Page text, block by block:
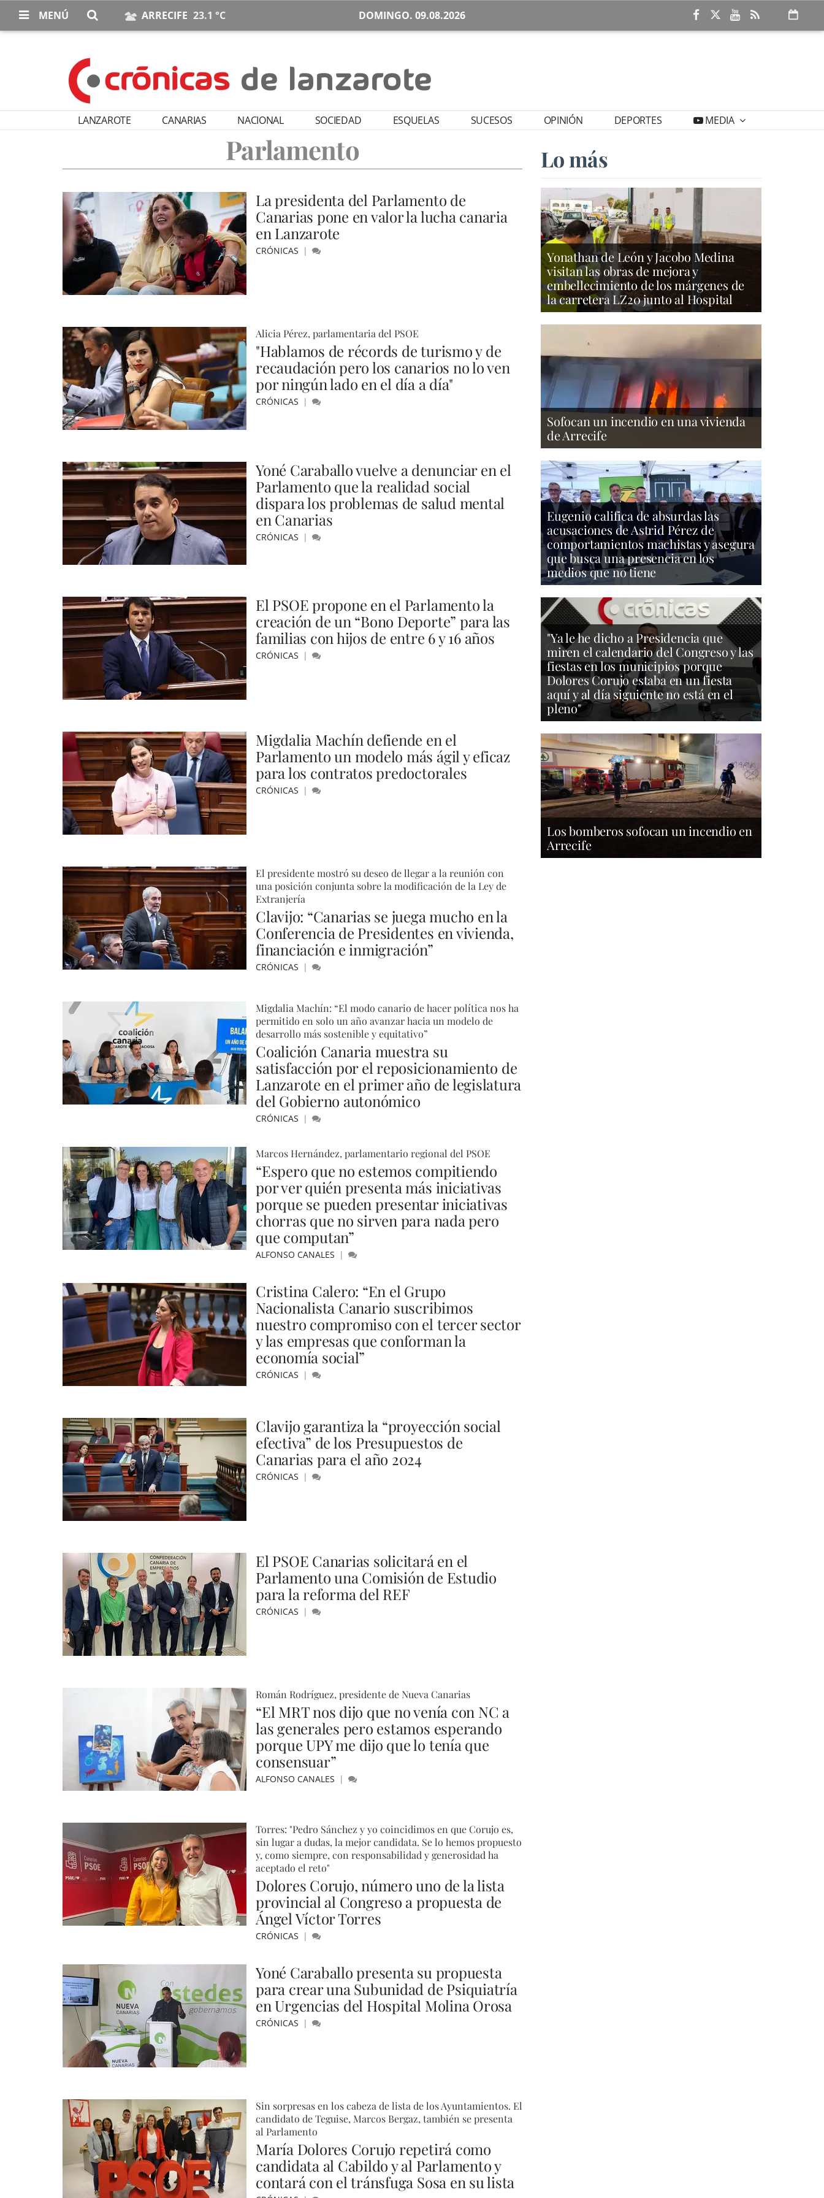
MENÚ ARRECIFE 23.1 °C DOMINGO. 09.08.2026
LANZAROTE CANARIAS NACIONAL SOCIEDAD ESQUELAS SUCESOS OPINIÓN DEPORTES MEDIA
Parlamento
La presidenta del Parlamento de
Canarias pone en valor la lucha canaria
en Lanzarote
CRÓNICAS
Alicia Pérez, parlamentaria del PSOE
"Hablamos de récords de turismo y de
recaudación pero los canarios no lo ven
por ningún lado en el día a día"
CRÓNICAS
Yoné Caraballo vuelve a denunciar en el
Parlamento que la realidad social
dispara los problemas de salud mental
en Canarias
CRÓNICAS
El PSOE propone en el Parlamento la
creación de un “Bono Deporte” para las
familias con hijos de entre 6 y 16 años
CRÓNICAS
Migdalia Machín defiende en el
Parlamento un modelo más ágil y eficaz
para los contratos predoctorales
CRÓNICAS
El presidente mostró su deseo de llegar a la reunión con
una posición conjunta sobre la modificación de la Ley de
Extranjería
Clavijo: “Canarias se juega mucho en la
Conferencia de Presidentes en vivienda,
financiación e inmigración”
CRÓNICAS
Migdalia Machín: “El modo canario de hacer política nos ha
permitido en solo un año avanzar hacia un modelo de
desarrollo más sostenible y equitativo”
Coalición Canaria muestra su
satisfacción por el reposicionamiento de
Lanzarote en el primer año de legislatura
del Gobierno autonómico
CRÓNICAS
Marcos Hernández, parlamentario regional del PSOE
“Espero que no estemos compitiendo
por ver quién presenta más iniciativas
porque se pueden presentar iniciativas
chorras que no sirven para nada pero
que computan”
ALFONSO CANALES
Cristina Calero: “En el Grupo
Nacionalista Canario suscribimos
nuestro compromiso con el tercer sector
y las empresas que conforman la
economía social”
CRÓNICAS
Clavijo garantiza la “proyección social
efectiva” de los Presupuestos de
Canarias para el año 2024
CRÓNICAS
El PSOE Canarias solicitará en el
Parlamento una Comisión de Estudio
para la reforma del REF
CRÓNICAS
Román Rodríguez, presidente de Nueva Canarias
“El MRT nos dijo que no venía con NC a
las generales pero estamos esperando
porque UPY me dijo que lo tenía que
consensuar”
ALFONSO CANALES
Torres: "Pedro Sánchez y yo coincidimos en que Corujo es,
sin lugar a dudas, la mejor candidata. Se lo hemos propuesto
y, como siempre, con responsabilidad y generosidad ha
aceptado el reto"
Dolores Corujo, número uno de la lista
provincial al Congreso a propuesta de
Ángel Víctor Torres
CRÓNICAS
Yoné Caraballo presenta su propuesta
para crear una Subunidad de Psiquiatría
en Urgencias del Hospital Molina Orosa
CRÓNICAS
Sin sorpresas en los cabeza de lista de los Ayuntamientos. El
candidato de Teguise, Marcos Bergaz, también se presenta
al Parlamento
María Dolores Corujo repetirá como
candidata al Cabildo y al Parlamento y
contará con el tránsfuga Sosa en su lista
Lo más
Yonathan de León y Jacobo Medina
visitan las obras de mejora y
embellecimiento de los márgenes de
la carretera LZ20 junto al Hospital
Sofocan un incendio en una vivienda
de Arrecife
Eugenio califica de absurdas las
acusaciones de Astrid Pérez de
comportamientos machistas y asegura
que busca una presencia en los
medios que no tiene
"Ya le he dicho a Presidencia que
miren el calendario del Congreso y las
fiestas en los municipios porque
Dolores Corujo estaba en un fiesta
aquí y al día siguiente no está en el
pleno"
Los bomberos sofocan un incendio en
Arrecife